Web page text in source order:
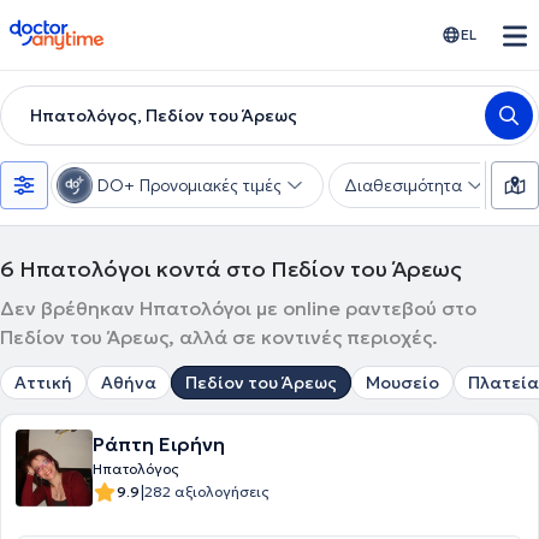
doctoranytime EL
Ηπατολόγος, Πεδίον του Άρεως
DO+ Προνομιακές τιμές Διαθεσιμότητα
6 Ηπατολόγοι κοντά στο Πεδίον του Άρεως
Δεν βρέθηκαν Ηπατολόγοι με online ραντεβού στο
Πεδίον του Άρεως, αλλά σε κοντινές περιοχές.
Αττική Αθήνα Πεδίον του Άρεως Μουσείο
Ράπτη Ειρήνη
Ηπατολόγος
9.9|282 αξιολογήσεις